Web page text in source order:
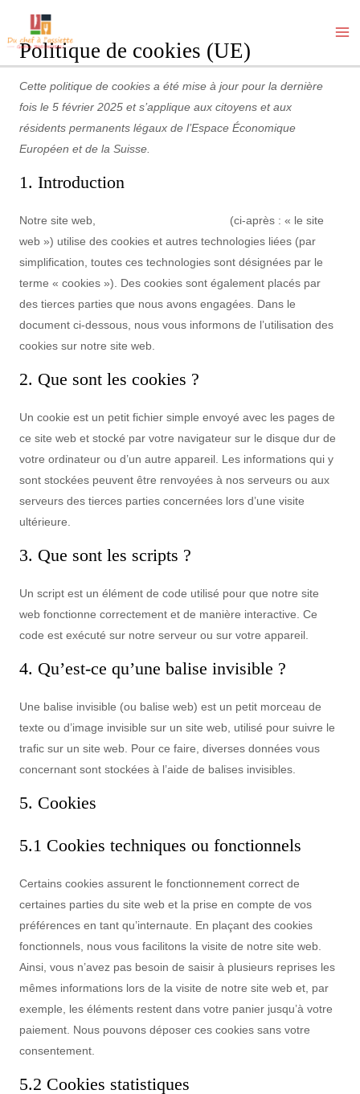
contenu
Politique de cookies (UE)
Cette politique de cookies a été mise à jour pour la dernière
fois le 5 février 2025 et s’applique aux citoyens et aux
résidents permanents légaux de l’Espace Économique
Européen et de la Suisse.
1. Introduction
Notre site web,
(ci-après : « le site
web ») utilise des cookies et autres technologies liées (par
simplification, toutes ces technologies sont désignées par le
terme « cookies »). Des cookies sont également placés par
des tierces parties que nous avons engagées. Dans le
document ci-dessous, nous vous informons de l’utilisation des
cookies sur notre site web.
2. Que sont les cookies ?
Un cookie est un petit fichier simple envoyé avec les pages de
ce site web et stocké par votre navigateur sur le disque dur de
votre ordinateur ou d’un autre appareil. Les informations qui y
sont stockées peuvent être renvoyées à nos serveurs ou aux
serveurs des tierces parties concernées lors d’une visite
ultérieure.
3. Que sont les scripts ?
Un script est un élément de code utilisé pour que notre site
web fonctionne correctement et de manière interactive. Ce
code est exécuté sur notre serveur ou sur votre appareil.
4. Qu’est-ce qu’une balise invisible ?
Une balise invisible (ou balise web) est un petit morceau de
texte ou d’image invisible sur un site web, utilisé pour suivre le
trafic sur un site web. Pour ce faire, diverses données vous
concernant sont stockées à l’aide de balises invisibles.
5. Cookies
5.1 Cookies techniques ou fonctionnels
Certains cookies assurent le fonctionnement correct de
certaines parties du site web et la prise en compte de vos
préférences en tant qu’internaute. En plaçant des cookies
fonctionnels, nous vous facilitons la visite de notre site web.
Ainsi, vous n’avez pas besoin de saisir à plusieurs reprises les
mêmes informations lors de la visite de notre site web et, par
exemple, les éléments restent dans votre panier jusqu’à votre
paiement. Nous pouvons déposer ces cookies sans votre
consentement.
5.2 Cookies statistiques
service
elementor
service
google-
recaptcha
service
woocommerce
service
wordpress
service
litespeed
service
complianz
service
facebook
service
twitter
service
divers